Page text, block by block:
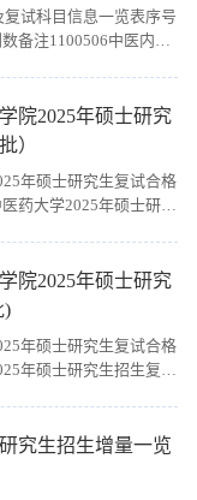
医结合基础
西医结合基础
中医外科学
骨伤科学
骨伤科学
官科学
医妇科学
妇科学
试科目信息一览表序号
备注1100506中医内科
内科学祝利民中医内科
学17100506中医内科
医外科学杨剑锋中医外
医外科学111100507中
中医骨伤科学唐德志中
舒冰中医骨伤科学
拿学尹平针灸学
子生物学120100601中
院2025年硕士研究
）
年硕士研究生复试合格
药大学2025年硕士研究
以公示（同一专业按考
生编号姓名105701中医
示时间为2025年3月31
时（24小时）...
院2025年硕士研究
)
年硕士研究生复试合格
年硕士研究生招生复试
专业按考生编号排
名100506中医内科学
究生招生增量一览